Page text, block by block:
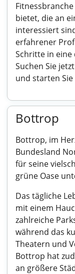
bietet, die an
interessiert
erfahrener
Schritte in eine
Suchen Sie
und starten
Bottrop
Bottrop, im
Bundesland
für seine
grüne Oase
Das tägliche
mit einem
zahlreiche
während das
Theatern und
Bottrop hat
an größere